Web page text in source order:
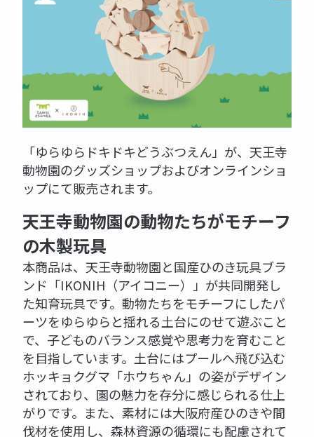
「ゆらゆらドキドキどうぶつえん」が、天王寺
動物園のグッズショップおよびオンラインショ
ップにて販売されます。
天王寺動物園の動物たちがモチーフ
の木製玩具
本商品は、天王寺動物園と国産ひのき玩具ブラ
ンド「IKONIH（アイコニー）」が共同開発し
た知育玩具です。動物たちをモチーフにしたパ
ーツをゆらゆらと揺れる土台にのせて遊ぶこと
で、子どものバランス感覚や思考力を育むこと
を目指しています。土台にはプールへ飛び込む
ホッキョクグマ「ホウちゃん」の姿がデザイン
されており、園の魅力を存分に感じられる仕上
がりです。また、素材には大阪府産ひのきや間
伐材を使用し、森林資源の循環にも配慮されて